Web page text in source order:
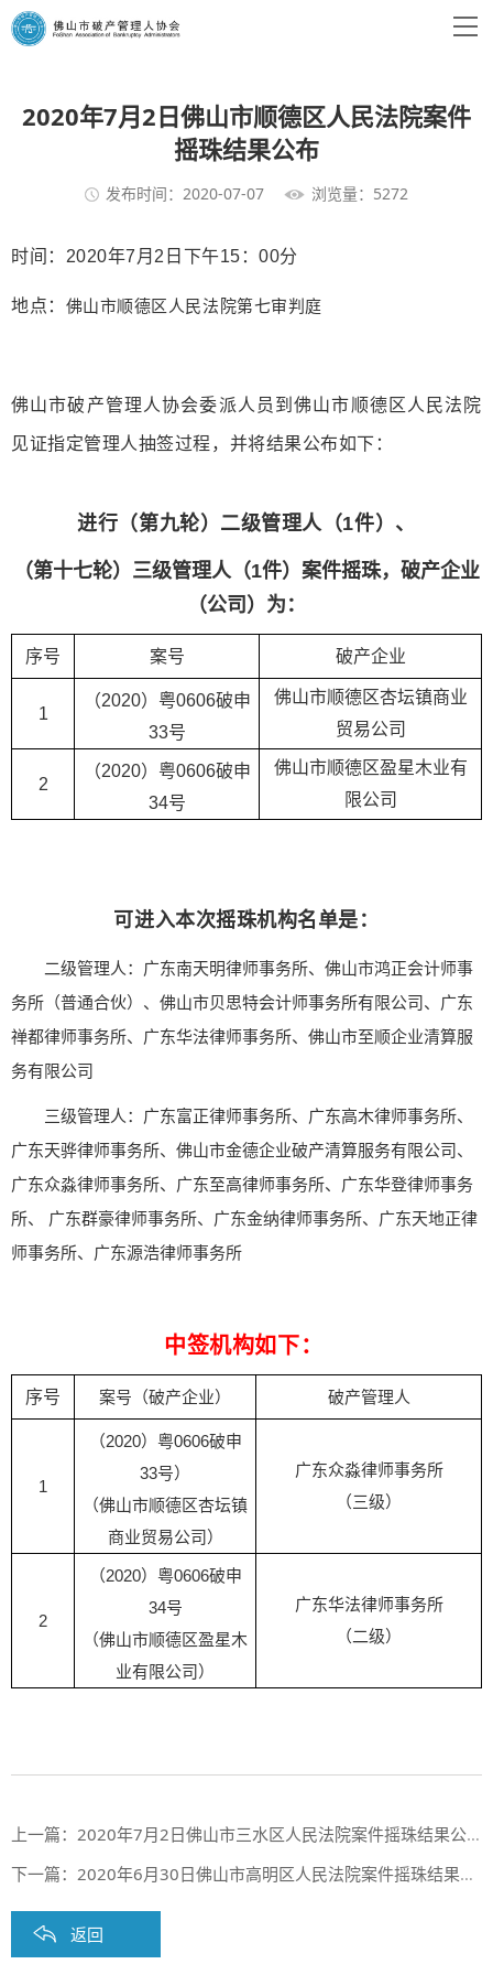
2020年7月2日佛山市顺德区人民法院案件
摇珠结果公布
发布时间：2020-07-07 浏览量：5272
时间： 2020年7月2日下午15：00分
地点： 佛山市顺德区人民法院第七审判庭
佛山市破产管理人协会委派人员到佛山市顺德区人民法院
见证指定管理人抽签过程，并将结果公布如下：
进行（第九轮）二级管理人（1件）、
（第十七轮）三级管理人（1件）案件摇珠，破产企业
（公司）为：
序号 案号 破产企业
1
（2020）粤0606破申
33号
佛山市顺德区杏坛镇商业
贸易公司
2
（2020）粤0606破申
34号
佛山市顺德区盈星木业有
限公司
可进入本次摇珠机构名单是：
二级管理人：广东南天明律师事务所、佛山市鸿正会计师事
务所（普通合伙）、佛山市贝思特会计师事务所有限公司、广东
禅都律师事务所、广东华法律师事务所、佛山市至顺企业清算服
务有限公司
三级管理人：广东富正律师事务所、广东高木律师事务所、
广东天骅律师事务所、佛山市金德企业破产清算服务有限公司、
广东众淼律师事务所、广东至高律师事务所、广东华登律师事务
所、 广东群豪律师事务所、广东金纳律师事务所、广东天地正律
师事务所、广东源浩律师事务所
中签机构如下：
序号 案号（破产企业） 破产管理人
1
（2020）粤0606破申
33号）
（佛山市顺德区杏坛镇
商业贸易公司）
广东众淼律师事务所
（三级）
2
（2020）粤0606破申
34号
（佛山市顺德区盈星木
业有限公司）
广东华法律师事务所
（二级）
上一篇： 2020年7月2日佛山市三水区人民法院案件摇珠结果公布
下一篇： 2020年6月30日佛山市高明区人民法院案件摇珠结果公布
返回